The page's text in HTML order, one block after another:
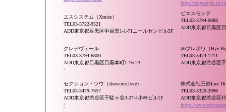
http://
エスシステム（Xmiss）
TEL03-5722-9521
ADD東京都目黒区中目黒1-1-71ニールセンビル5F
ピエスモンテ
TEL03-3794-0688
ADD東京都目黒区
/
クレデヴェール
TEL03-3794-6800
ADD東京都目黒区目黒本町1-16-23
/
㈱プレポワ（Bye
TEL03-5474-1211
ADD東京都渋谷区
セクション・ツウ（show.me.love）
TEL03-3479-7657
ADD東京都渋谷区千駄ヶ谷3-27-4小林ビル1F
/
株式会社三鈴Luv
TEL03-3320-2096
ADD東京都渋谷区
https://